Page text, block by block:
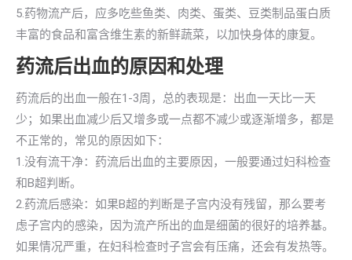
5.药物流产后，应多吃些鱼类、肉类、蛋类、豆类制品蛋白质
丰富的食品和富含维生素的新鲜蔬菜，以加快身体的康复。
药流后出血的原因和处理
药流后的出血一般在1-3周，总的表现是：出血一天比一天
少；如果出血减少后又增多或一点都不减少或逐渐增多，都是
不正常的，常见的原因如下：
1.没有流干净：药流后出血的主要原因，一般要通过妇科检查
和B超判断。
2.药流后感染：如果B超的判断是子宫内没有残留，那么要考
虑子宫内的感染，因为流产所出的血是细菌的很好的培养基。
如果情况严重，在妇科检查时子宫会有压痛，还会有发热等。